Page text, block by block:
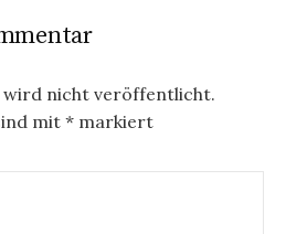
wird nicht veröffentlicht.
mit * markiert